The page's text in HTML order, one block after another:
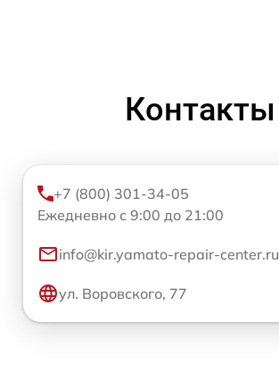
Контакты
+7 (800) 301-34-05
Ежедневно с 9:00 до 21:00
info@kir.yamato-repair-center.ru
ул. Воровского, 77